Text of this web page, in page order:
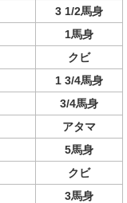
3 1/2馬身
1馬身
クビ
1 3/4馬身
3/4馬身
アタマ
5馬身
クビ
3馬身